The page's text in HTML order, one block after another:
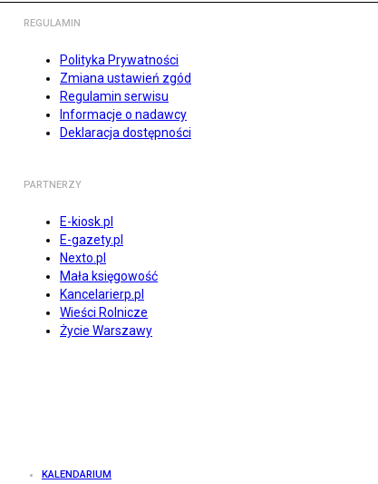
REGULAMIN
Polityka Prywatności
Zmiana ustawień zgód
Regulamin serwisu
Informacje o nadawcy
Deklaracja dostępności
PARTNERZY
E-kiosk.pl
E-gazety.pl
Nexto.pl
Mała księgowość
Kancelarierp.pl
Wieści Rolnicze
Życie Warszawy
KALENDARIUM